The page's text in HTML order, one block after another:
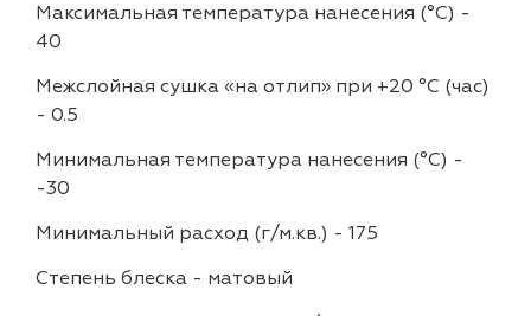
Максимальная температура нанесения (°С) -
40
Межслойная сушка «на отлип» при +20 °С (час)
- 0.5
Минимальная температура нанесения (°С) -
-30
Минимальный расход (г/м.кв.) - 175
Степень блеска - матовый